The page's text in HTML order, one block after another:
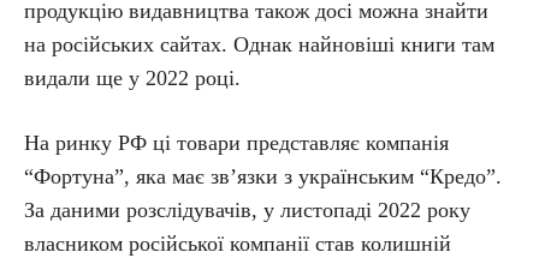
продукцію видавництва також досі можна знайти
на російських сайтах. Однак найновіші книги там
видали ще у 2022 році.
На ринку РФ ці товари представляє компанія
“Фортуна”, яка має зв’язки з українським “Кредо”.
За даними розслідувачів, у листопаді 2022 року
власником російської компанії став колишній